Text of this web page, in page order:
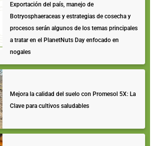
Exportación del país, manejo de
Botryosphaeraceas y estrategias de cosecha y
procesos serán algunos de los temas principales
a tratar en el PlanetNuts Day enfocado en
nogales
Mejora la calidad del suelo con Promesol 5X: La
Clave para cultivos saludables